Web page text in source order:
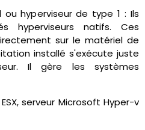
hyperviseur de type 1 : Ils
hyperviseurs natifs. Ces
sur le matériel de
installé s'exécute juste
Il gère les systèmes
serveur Microsoft Hyper-v